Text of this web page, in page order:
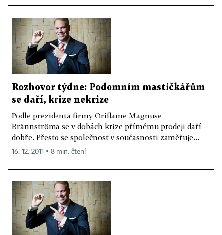
Rozhovor týdne: Podomním mastičkářům
se daří, krize nekrize
Podle prezidenta firmy Oriflame Magnuse
Brännströma se v dobách krize přímému prodeji daří
dobře. Přesto se společnost v současnosti zaměřuje...
16. 12. 2011 ▪ 8 min. čtení